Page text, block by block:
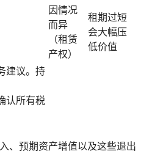
因情况
而异
（租赁
产权）
租期过短
会大幅压
低价值
建议。持
认所有税
、预期资产增值以及这些退出